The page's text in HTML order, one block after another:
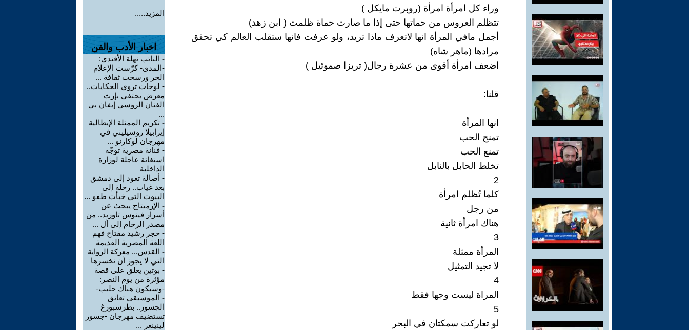
وراء كل امرأة امرأة (روبرت مايكل )
تتظلم العروس من حماتها حتى إذا ما صارت حماة ظلمت ( ابن زهد)
أجمل مافي المرأة انها لاتعرف ماذا تريد، ولو عرفت فانها ستقلب العالم كي تحقق
مرادها (ماهر شاه)
اضعف امرأة أقوى من عشرة رجال( تريزا صموئيل )
قلنا:
انها المرأة
تمنح الحب
تمنع الحب
تخلط الحابل بالنابل
2
كلما تُظلم امرأة
من رجل
هناك امرأة ثانية
3
المرأة ممثلة
لا تجيد التمثيل
4
المراة ليست وجها فقط
5
لو تعاركت سمكتان في البحر
المزيد.....
اخبار الأدب والفن
- النائب نهلة الأفندي:
-المدى- كرّست الإعلام
الحر ورسخت ثقافة ...
- لوحات تروي الحكايات..
معرض يحتفي بإرث
الفنان الروسي إيفان بي
...
- تكريم الممثلة الإيطالية
إيزابيلا روسيليني في
مهرجان لوكارنو ...
- فنانة مصرية توجّه
استغاثة عاجلة لوزارة
الداخلية
- أصالة تعود إلى دمشق
بعد غياب.. رحلة إلى
البيوت التي خبأت طفو ...
- الإرميتاج يبحث عن
أسرار فينوس تاوريد.. من
مصدر الرخام إلى أل ...
- حجر رشيد مفتاح فهم
اللغة المصرية القديمة
- القدس... معركة الرواية
التي لا يجوز أن نخسرها
- بوتين يعلق على قصة
مؤثرة من يوم النصر:
-وسيكون هناك حليب-
- الموسيقى تعانق
الجسور.. بطرسبورغ
تستضيف مهرجان -جسور
لينينغر ...